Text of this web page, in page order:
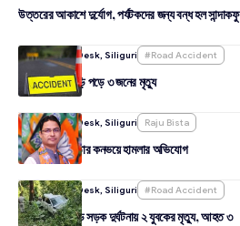
উত্তরের আকাশে দুর্যোগ, পর্যটকদের জন্য বন্ধ হল সান্দাকফু
ByAmudarya Desk, Siliguri #Road Accident
মিরিকে খাদে গাড়ি পড়ে ৩ জনের মৃত্যু
ByAmudarya Desk, Siliguri Raju Bista
সাংসদ রাজু বিস্তার কনভয়ে হামলার অভিযোগ
ByAmudarya Desk, Siliguri #Road Accident
পাঙ্খাবাড়ি রোডে সড়ক দুর্ঘটনায় ২ যুবকের মৃত্যু, আহত ৩